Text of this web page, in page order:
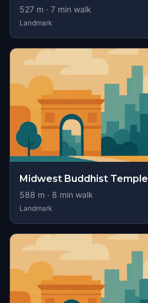
527 m · 7 min walk
Landmark
Midwest Buddhist Temple
588 m · 8 min walk
Landmark